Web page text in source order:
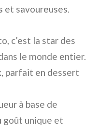
et savoureuses.
c’est la star des
le monde entier.
parfait en dessert
à base de
goût unique et